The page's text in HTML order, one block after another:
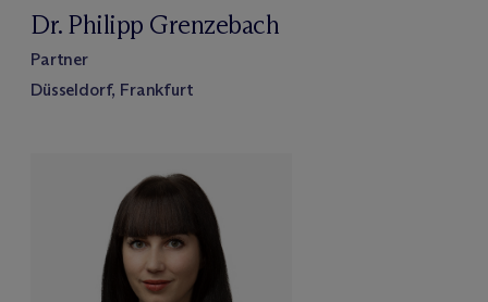
Dr. Philipp Grenzebach
Partner
Düsseldorf, Frankfurt